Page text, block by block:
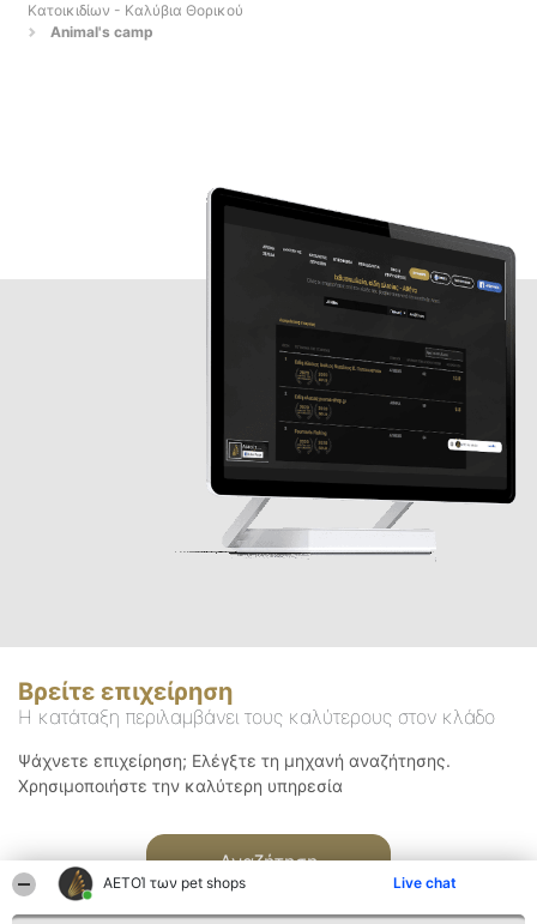
ΑΕΤΟΊ των pet shops Live chat
Κατοικιδίων - Καλύβια Θορικού
Animal's camp
Βρείτε επιχείρηση
Η κατάταξη περιλαμβάνει τους καλύτερους στον κλάδο
Ψάχνετε επιχείρηση; Ελέγξτε τη μηχανή αναζήτησης.
Χρησιμοποιήστε την καλύτερη υπηρεσία
Αναζήτηση